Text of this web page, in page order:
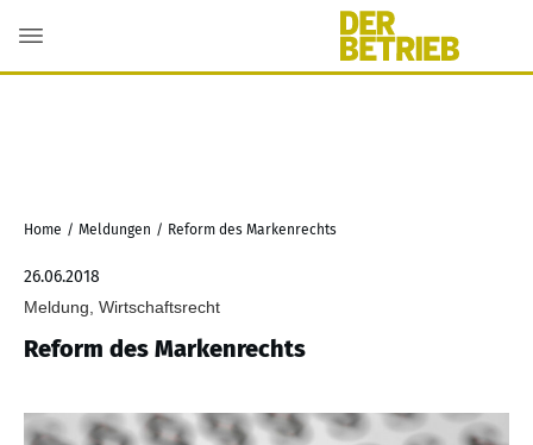
Home / Meldungen / Reform des Markenrechts
26.06.2018
Meldung, Wirtschaftsrecht
Reform des Markenrechts